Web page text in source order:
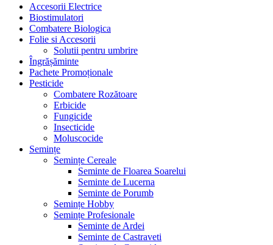
Accesorii Electrice
Biostimulatori
Combatere Biologica
Folie si Accesorii
Solutii pentru umbrire
Îngrășăminte
Pachete Promoționale
Pesticide
Combatere Rozătoare
Erbicide
Fungicide
Insecticide
Moluscocide
Semințe
Semințe Cereale
Seminte de Floarea Soarelui
Seminte de Lucerna
Seminte de Porumb
Semințe Hobby
Semințe Profesionale
Seminte de Ardei
Seminte de Castraveti